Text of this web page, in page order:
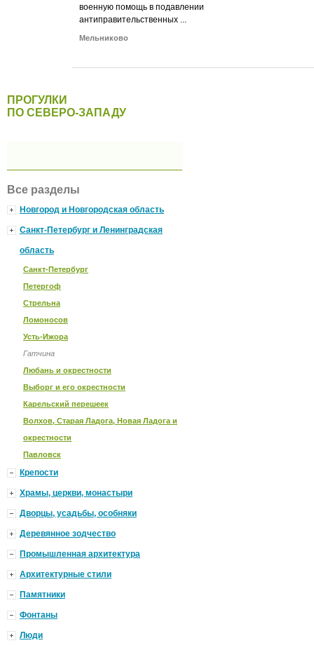
военную помощь в подавлении
антиправительственных ...
Мельниково
ПРОГУЛКИ
ПО СЕВЕРО-ЗАПАДУ
Все разделы
Новгород и Новгородская область
Санкт-Петербург и Ленинградская
область
Санкт-Петербург
Петергоф
Стрельна
Ломоносов
Усть-Ижора
Гатчина
Любань и окрестности
Выборг и его окрестности
Карельский перешеек
Волхов, Старая Ладога, Новая Ладога и
окрестности
Павловск
Крепости
Храмы, церкви, монастыри
Дворцы, усадьбы, особняки
Деревянное зодчество
Промышленная архитектура
Архитектурные стили
Памятники
Фонтаны
Люди